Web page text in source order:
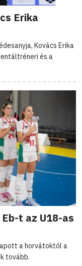
Erika
Kovács Erika
és a
t az U18-as
a horvátoktól a
tovább.